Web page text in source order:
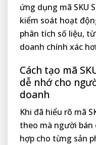
ứng dụng mã SKU
kiểm soát hoạt
phân tích số liệu,
doanh chính xác
Cách tạo mã
dễ nhớ cho
doanh
Khi đã hiểu rõ mã
theo mà người bán
hợp cho từng sản